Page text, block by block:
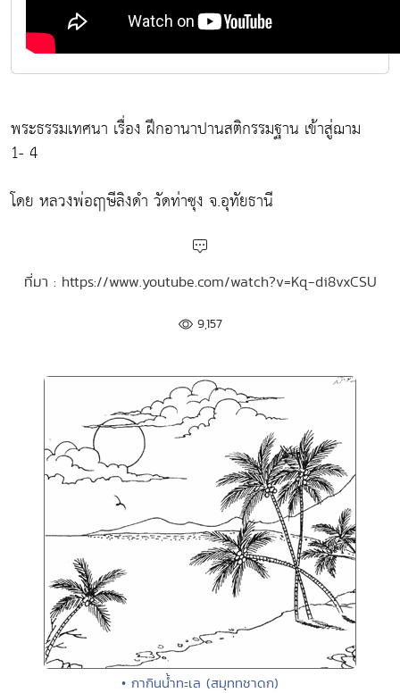
พระธรรมเทศนา เรื่อง ฝึกอานาปานสติกรรมฐาน เข้าสู่ฌาม
1- 4
โดย หลวงพ่อฤาษีลิงดำ วัดท่าซุง จ.อุทัยธานี
ที่มา : https://www.youtube.com/watch?v=Kq-di8vxCSU
9,157
• กากินน้ำทะเล (สมุททชาดก)